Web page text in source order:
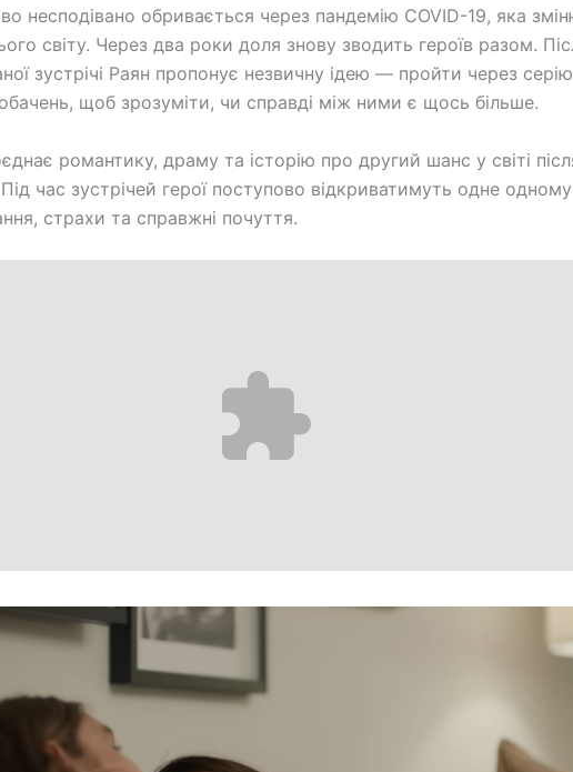
несподівано обривається через пандемію COVID-19, яка
світу. Через два роки доля знову зводить героїв разом.
зустрічі Раян пропонує незвичну ідею — пройти через
щоб зрозуміти, чи справді між ними є щось більше.
романтику, драму та історію про другий шанс у світі
Під час зустрічей герої поступово відкриватимуть одне одному
страхи та справжні почуття.